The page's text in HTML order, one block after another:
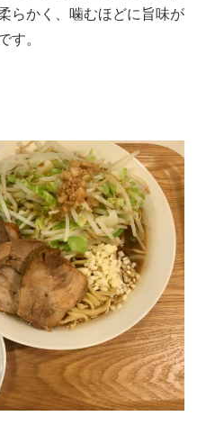
らかく、噛むほどに旨味が
。